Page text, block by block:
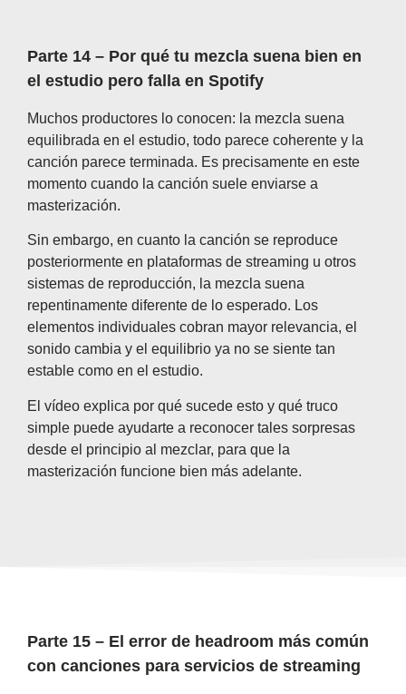
Parte 14 – Por qué tu mezcla suena bien en
el estudio pero falla en Spotify
Muchos productores lo conocen: la mezcla suena
equilibrada en el estudio, todo parece coherente y la
canción parece terminada. Es precisamente en este
momento cuando la canción suele enviarse a
masterización.
Sin embargo, en cuanto la canción se reproduce
posteriormente en plataformas de streaming u otros
sistemas de reproducción, la mezcla suena
repentinamente diferente de lo esperado. Los
elementos individuales cobran mayor relevancia, el
sonido cambia y el equilibrio ya no se siente tan
estable como en el estudio.
El vídeo explica por qué sucede esto y qué truco
simple puede ayudarte a reconocer tales sorpresas
desde el principio al mezclar, para que la
masterización funcione bien más adelante.
Parte 15 – El error de headroom más común
con canciones para servicios de streaming